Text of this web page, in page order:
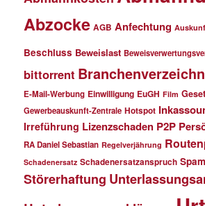
Abzocke AGB Anfechtung
Beschluss Beweislast
bittorrent
E-Mail-Werbung Einwilligung EuGH Film
Gewerbeauskunft-Zentrale Hotspot
Irreführung Lizenzschaden P2P
RA Daniel Sebastian Regelverjährung
Schadenersatz Schadenersatzanspruch Spam
Störerhaftung